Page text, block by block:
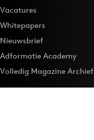
Vacatures
Whitepapers
Nieuwsbrief
Adformatie Academy
Volledig Magazine Archief